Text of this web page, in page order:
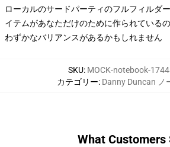
ローカルのサードパーティのフルフィルダ
イテムがあなただけのために作られている
わずかなバリアンスがあるかもしれません
SKU: MOCK-notebook-
カテゴリー: Danny Duncan ノ
What Customers